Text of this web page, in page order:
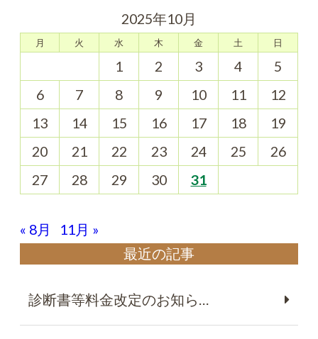
2025年10月
月 火 水 木 金 土 日
1 2 3 4
5
6
7 8 9 10 11
12
13
14 15 16 17 18
19
20
21 22 23 24 25
26
27
28 29 30 31
« 8月
11月 »
最近の記事
診断書等料金改定のお知ら…